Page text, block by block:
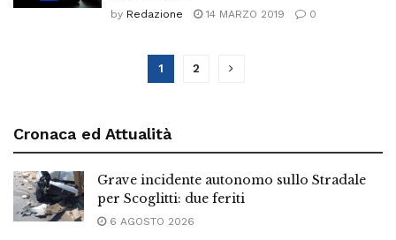
by Redazione 14 MARZO 2019 0
1 2
Cronaca ed Attualità
Grave incidente autonomo sullo Stradale
per Scoglitti: due feriti
6 AGOSTO 2026